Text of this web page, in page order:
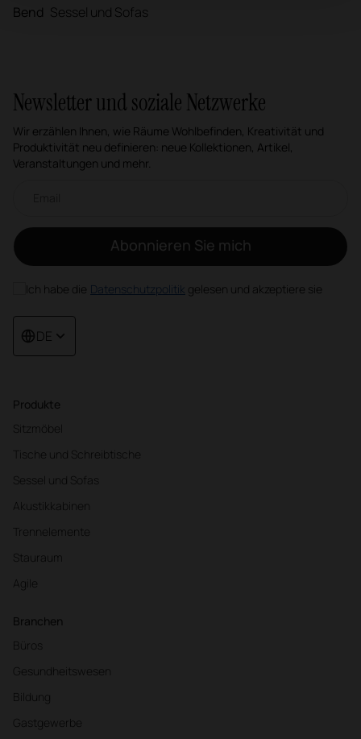
Bend Sessel und Sofas
Produkte
Sitzmöbel
Tische und Schreibtische
Sessel und Sofas
Akustikkabinen
Trennelemente
Stauraum
Agile
Branchen
Büros
Gesundheitswesen
Bildung
Gastgewerbe
Newsletter und soziale Netzwerke
Wir erzählen Ihnen, wie Räume Wohlbefinden, Kreativität und
Produktivität neu definieren: neue Kollektionen, Artikel,
Veranstaltungen und mehr.
Abonnieren Sie mich
Ich habe die Datenschutzpolitik gelesen und akzeptiere sie
DE